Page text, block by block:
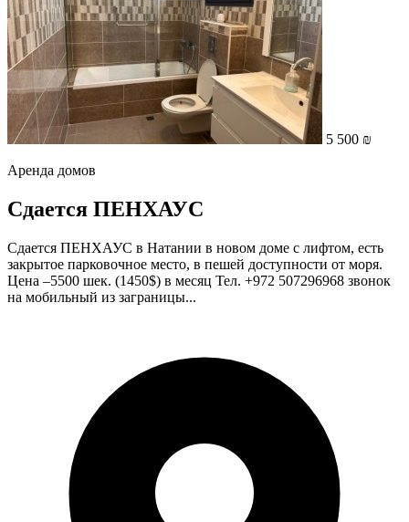
5 500 ₪
Аренда домов
Сдается ПЕНХАУС
Сдается ПЕНХАУС в Натании в новом доме с лифтом, есть
закрытое парковочное место, в пешей доступности от моря.
Цена –5500 шек. (1450$) в месяц Тел. +972 507296968 звонок
на мобильный из заграницы...